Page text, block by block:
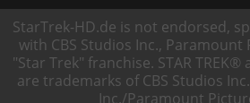
StarTrek-HD.de is not endorsed,
with CBS Studios Inc.,
"Star Trek" franchise. STAR
are trademarks of CBS Studios
Inc./Paramount